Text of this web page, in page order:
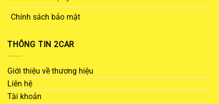
Chính sách bảo mật
THÔNG TIN 2CAR
Giới thiệu về thương hiệu
Liên hệ
Tài khoản